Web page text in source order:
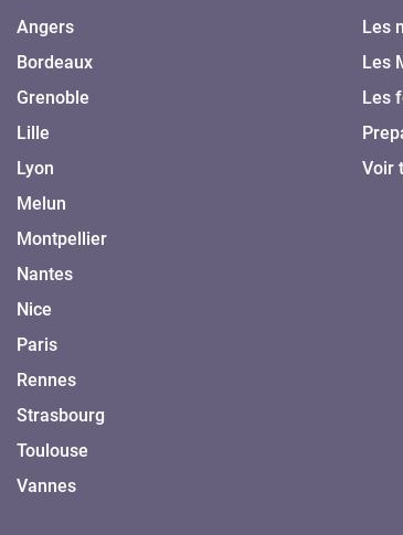
Angers
Bordeaux
Grenoble
Lille
Lyon
Melun
Montpellier
Nantes
Nice
Paris
Rennes
Strasbourg
Toulouse
Vannes
Les
Les
Les
Voir